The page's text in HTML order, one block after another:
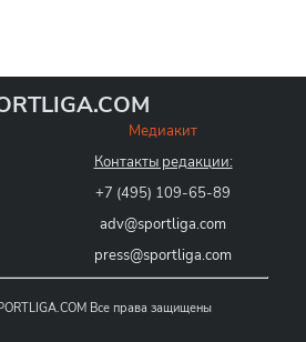
Медиакит
Контакты редакции:
+7 (495) 109-65-89
adv@sportliga.com
press@sportliga.com
Все права защищены